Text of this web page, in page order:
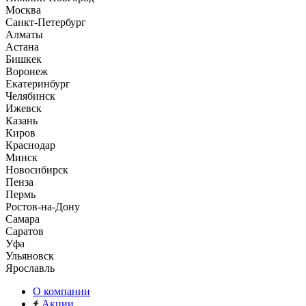
Москва
Санкт-Петербург
Алматы
Астана
Бишкек
Воронеж
Екатеринбург
Челябинск
Ижевск
Казань
Киров
Краснодар
Минск
Новосибирск
Пенза
Пермь
Ростов-на-Дону
Самара
Саратов
Уфа
Ульяновск
Ярославль
О компании
Акции